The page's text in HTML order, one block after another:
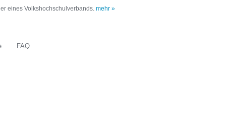
eines Volkshochschulverbands. mehr »
FAQ